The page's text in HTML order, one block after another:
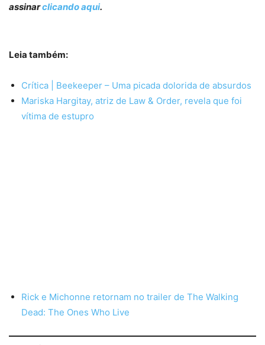
assinarclicando aqui.
Leia também:
Crítica | Beekeeper – Uma picada dolorida de absurdos
Mariska Hargitay, atriz de Law & Order, revela que foi
vítima de estupro
Rick e Michonne retornam no trailer de The Walking
Dead: The Ones Who Live